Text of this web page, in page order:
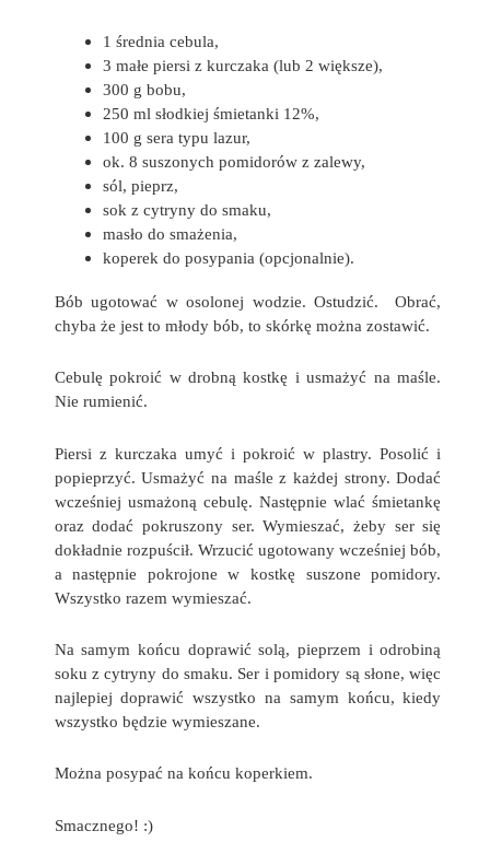
1 średnia cebula,
3 małe piersi z kurczaka (lub 2 większe),
300 g bobu,
250 ml słodkiej śmietanki 12%,
100 g sera typu lazur,
ok. 8 suszonych pomidorów z zalewy,
sól, pieprz,
sok z cytryny do smaku,
masło do smażenia,
koperek do posypania (opcjonalnie).
Bób ugotować w osolonej wodzie. Ostudzić. Obrać,
chyba że jest to młody bób, to skórkę można zostawić.
Cebulę pokroić w drobną kostkę i usmażyć na maśle.
Nie rumienić.
Piersi z kurczaka umyć i pokroić w plastry. Posolić i
popieprzyć. Usmażyć na maśle z każdej strony. Dodać
wcześniej usmażoną cebulę. Następnie wlać śmietankę
oraz dodać pokruszony ser. Wymieszać, żeby ser się
dokładnie rozpuścił. Wrzucić ugotowany wcześniej bób,
a następnie pokrojone w kostkę suszone pomidory.
Wszystko razem wymieszać.
Na samym końcu doprawić solą, pieprzem i odrobiną
soku z cytryny do smaku. Ser i pomidory są słone, więc
najlepiej doprawić wszystko na samym końcu, kiedy
wszystko będzie wymieszane.
Można posypać na końcu koperkiem.
Smacznego! :)